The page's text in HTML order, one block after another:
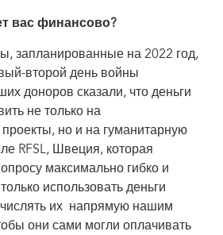
вас финансово?
запланированные на 2022 год,
второй день войны
доноров сказали, что деньги
не только на
но и на гуманитарную
RFSL, Швеция, которая
максимально гибко и
использовать деньги
их напрямую нашим
они сами могли оплачивать